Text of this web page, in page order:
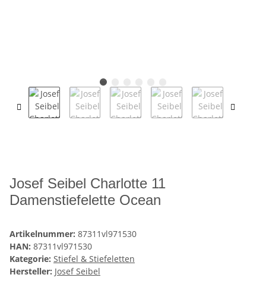
Josef Seibel Charlotte 11
Damenstiefelette Ocean
Artikelnummer: 87311vl971530
HAN: 87311vl971530
Kategorie: Stiefel & Stiefeletten
Hersteller: Josef Seibel